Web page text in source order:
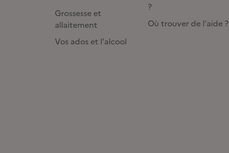
Grossesse et
allaitement
Vos ados et l'alcool
?
Où trouver de l'aide ?